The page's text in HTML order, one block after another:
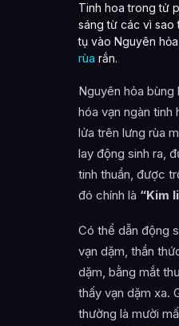
Tinh hoa trong tử
sáng từ các vì sao
tụ vào Nguyên
rùa rắn.
Nguyên hỏa bùng
hóa vạn ngàn tinh
lửa trên lưng rùa
lay động sinh ra,
tinh thuần, được
đó chính là “Kim
Có thể dẫn động
vạn dặm, thần
dặm, bằng mắt
thấy vạn dặm xa.
thường là mười